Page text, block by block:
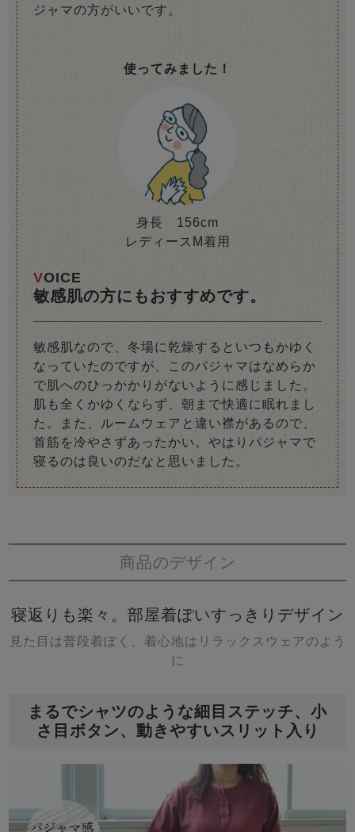
ジャマの方がいいです。
使ってみました！
身長 156cm
レディースM着用
VOICE
敏感肌の方にもおすすめです。
敏感肌なので、冬場に乾燥するといつもかゆく
なっていたのですが、このパジャマはなめらか
で肌へのひっかかりがないように感じました。
肌も全くかゆくならず、朝まで快適に眠れまし
た。また、ルームウェアと違い襟があるので、
首筋を冷やさずあったかい。やはりパジャマで
寝るのは良いのだなと思いました。
商品のデザイン
寝返りも楽々。部屋着ぽいすっきりデザイン
見た目は普段着ぽく、着心地はリラックスウェアのよう
に
まるでシャツのような細目ステッチ、小
さ目ボタン、動きやすいスリット入り